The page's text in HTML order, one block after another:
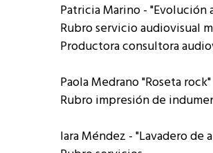
Patricia Marino -
Rubro servicio audiovisual
Productora consultora
Paola Medrano "Roseta rock"
Rubro impresión de
Iara Méndez - "Lavadero de